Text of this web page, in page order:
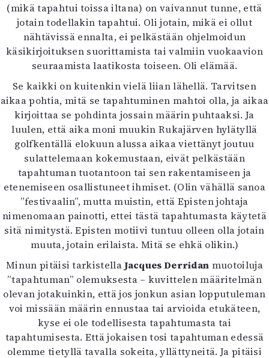
5/2025 saame
5/2025
Lehtiarkisto
Tilaus ja irtonumerot
Yhteistyössä
Toimitus
Mediatiedot
Kaltio ry
(mikä tapahtui toissa iltana) on vaivannut tunne, että
jotain todellakin tapahtui. Oli jotain, mikä ei ollut
nähtävissä ennalta, ei pelkästään ohjelmoidun
käsikirjoituksen suorittamista tai valmiin vuokaavion
seuraamista laatikosta toiseen. Oli elämää.
Se kaikki on kuitenkin vielä liian lähellä. Tarvitsen
aikaa pohtia, mitä se tapahtuminen mahtoi olla, ja aikaa
kirjoittaa se pohdinta jossain määrin puhtaaksi. Ja
luulen, että aika moni muukin Rukajärven hylätyllä
golfkentällä elokuun alussa aikaa viettänyt joutuu
sulattelemaan kokemustaan, eivät pelkästään
tapahtuman tuotantoon tai sen rakentamiseen ja
etenemiseen osallistuneet ihmiset. (Olin vähällä sanoa
”festivaalin”, mutta muistin, että Episten johtaja
nimenomaan painotti, ettei tästä tapahtumasta käytetä
sitä nimitystä. Episten motiivi tuntuu olleen olla jotain
muuta, jotain erilaista. Mitä se ehkä olikin.)
Minun pitäisi tarkistellaJacques Derridan muotoiluja
”tapahtuman” olemuksesta – kuvittelen määritelmän
olevan jotakuinkin, että jos jonkun asian lopputuleman
voi missään määrin ennustaa tai arvioida etukäteen,
kyse ei ole todellisesta tapahtumasta tai
tapahtumisesta. Että jokaisen tosi tapahtuman edessä
olemme tietyllä tavalla sokeita, yllättyneitä. Ja pitäisi